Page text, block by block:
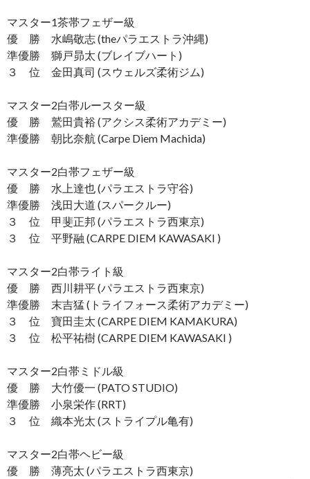
マスター1茶帯フェザー級
優 勝 水嶋敬志 (theパラエストラ沖縄)
準優勝 獅戸昴太 (ブレイブハート)
３ 位 金田真司 (スウェルズ柔術ジム)
マスター2白帯ルースター級
優 勝 鷲田貴裕 (アクシス柔術アカデミー)
準優勝 朝比奈航 (Carpe Diem Machida)
マスター2白帯フェザー級
優 勝 水上達也 (パラエストラ守谷)
準優勝 浅田大道 (スパークルー)
３ 位 甲斐正邦 (パラエストラ西東京)
３ 位 平野融 (CARPE DIEM KAWASAKI )
マスター2白帯ライト級
優 勝 西川耕平 (パラエストラ西東京)
準優勝 末吉猛 (トライフォース柔術アカデミー)
３ 位 寶田圭太 (CARPE DIEM KAMAKURA)
３ 位 松平祐樹 (CARPE DIEM KAWASAKI )
マスター2白帯ミドル級
優 勝 大竹優一 (PATO STUDIO)
準優勝 小泉栄作 (RRT)
３ 位 織本光太 (ストライプル亀有)
マスター2白帯ヘビー級
優 勝 薄亮太 (パラエストラ西東京)